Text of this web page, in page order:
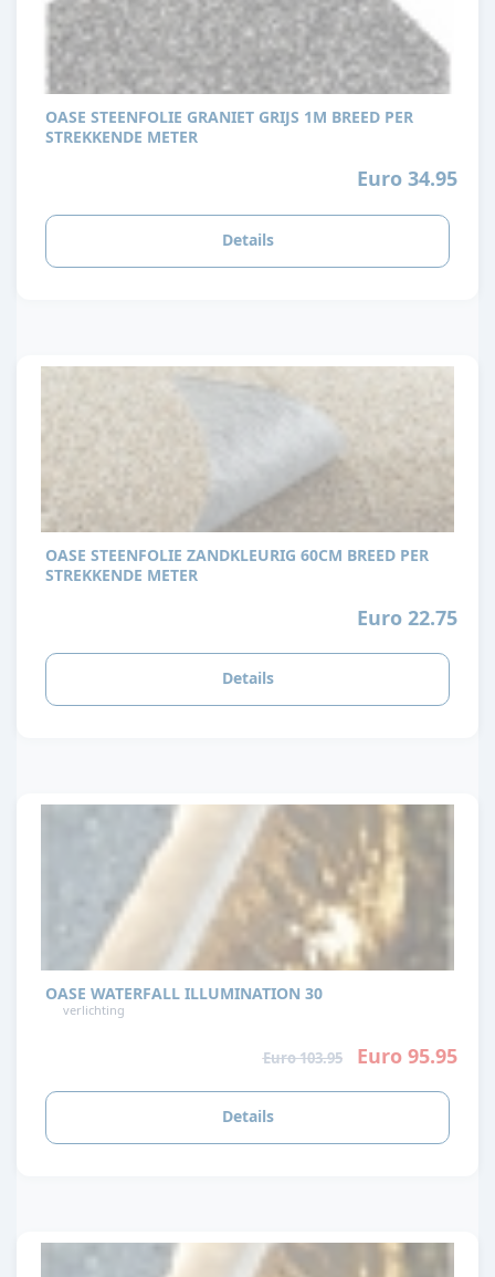
OASE STEENFOLIE GRANIET GRIJS 1M BREED PER
STREKKENDE METER
Euro 34.95
Details
OASE STEENFOLIE ZANDKLEURIG 60CM BREED PER
STREKKENDE METER
Euro 22.75
Details
OASE WATERFALL ILLUMINATION 30
verlichting
Euro 103.95 Euro 95.95
Details